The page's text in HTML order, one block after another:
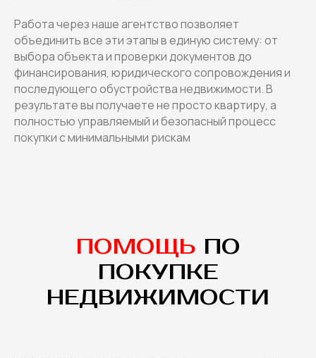
Работа через наше агентство позволяет
объединить все эти этапы в единую систему: от
выбора объекта и проверки документов до
финансирования, юридического сопровождения и
последующего обустройства недвижимости. В
результате вы получаете не просто квартиру, а
полностью управляемый и безопасный процесс
покупки с минимальными рискам
ПОМОЩЬ ПО
ПОКУПКЕ
НЕДВИЖИМОСТИ